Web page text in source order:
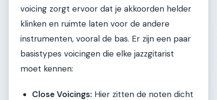
voicing zorgt ervoor dat je akkoorden helder
klinken en ruimte laten voor de andere
instrumenten, vooral de bas. Er zijn een paar
basistypes voicingen die elke jazzgitarist
moet kennen:
Close Voicings: Hier zitten de noten dicht